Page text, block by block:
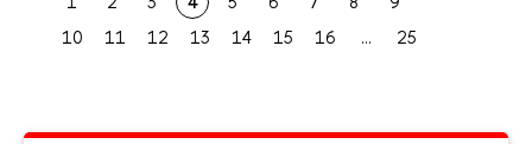
10
11 12 13 14 15 16 ... 25